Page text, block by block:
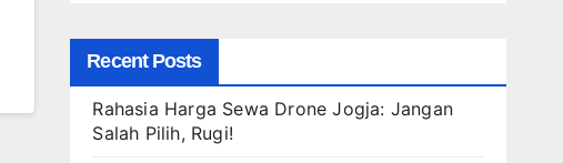
Recent Posts
Rahasia Harga Sewa Drone Jogja: Jangan
Salah Pilih, Rugi!